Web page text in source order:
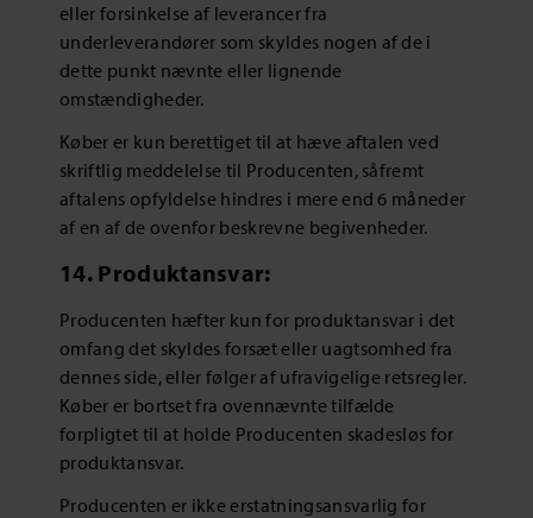
eller forsinkelse af leverancer fra
underleverandører som skyldes nogen af de i
dette punkt nævnte eller lignende
omstændigheder.
Køber er kun berettiget til at hæve aftalen ved
skriftlig meddelelse til Producenten, såfremt
aftalens opfyldelse hindres i mere end 6 måneder
af en af de ovenfor beskrevne begivenheder.
14. Produktansvar:
Producenten hæfter kun for produktansvar i det
omfang det skyldes forsæt eller uagtsomhed fra
dennes side, eller følger af ufravigelige retsregler.
Køber er bortset fra ovennævnte tilfælde
forpligtet til at holde Producenten skadesløs for
produktansvar.
Producenten er ikke erstatningsansvarlig for